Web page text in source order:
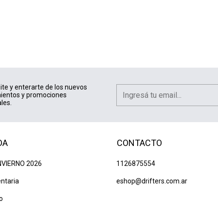
y enterarte de los nuevos
y promociones
2026
CONTACTO
1126875554
eshop@drifters.com.ar